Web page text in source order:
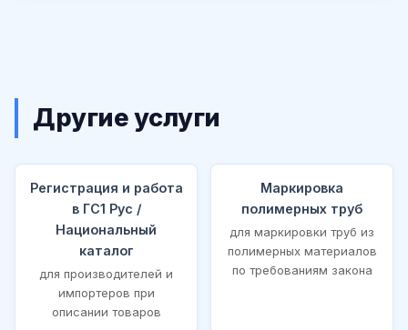
Другие услуги
Регистрация и работа
в ГС1 Рус /
Национальный
каталог
для производителей и
импортеров при
описании товаров
Маркировка
полимерных труб
для маркировки труб из
полимерных материалов
по требованиям закона